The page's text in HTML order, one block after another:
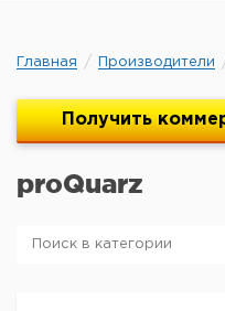
Главная Производители
Получить
proQuarz